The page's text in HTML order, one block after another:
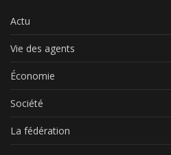
Actu
Vie des agents
Économie
Société
La fédération